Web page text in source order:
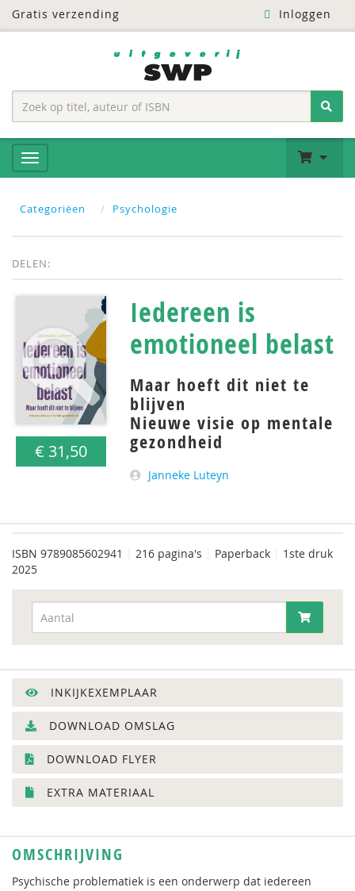
Gratis verzending Inloggen
Categoriëen Psychologie
DELEN:
€ 31,50
Iedereen is
emotioneel belast
Maar hoeft dit niet te
blijven
Nieuwe visie op mentale
gezondheid
Janneke Luteyn
ISBN 9789085602941 216 pagina's Paperback
1ste druk
2025
INKIJKEXEMPLAAR
DOWNLOAD OMSLAG
DOWNLOAD FLYER
EXTRA MATERIAAL
OMSCHRIJVING
Psychische problematiek is een onderwerp dat iedereen